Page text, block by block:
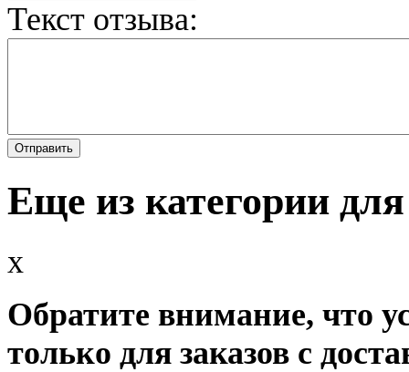
Текст отзыва:
Еще из категории
x
Обратите внимание, что
только для заказов с